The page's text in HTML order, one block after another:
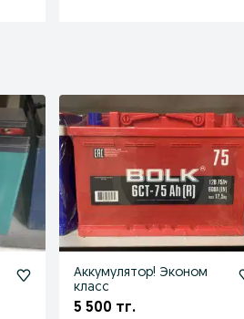
Аккумулятор! Эконом
класс
5 500 тг.